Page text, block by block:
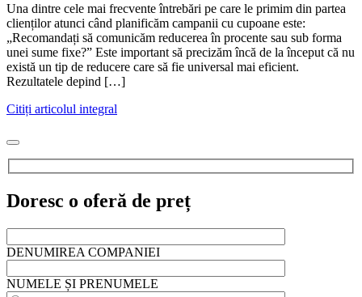
Una dintre cele mai frecvente întrebări pe care le primim din partea
clienților atunci când planificăm campanii cu cupoane este:
„Recomandați să comunicăm reducerea în procente sau sub forma
unei sume fixe?” Este important să precizăm încă de la început că nu
există un tip de reducere care să fie universal mai eficient.
Rezultatele depind […]
Citiți articolul integral
Doresc o oferă de preț
DENUMIREA COMPANIEI
NUMELE ȘI PRENUMELE